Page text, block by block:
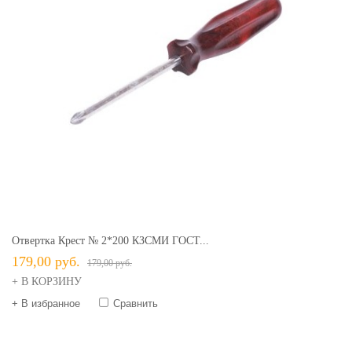
Отвертка Крест № 2*200 КЗСМИ ГОСТ...
179,00 руб. 179,00 руб.
+ В КОРЗИНУ
+ В избранное
Сравнить